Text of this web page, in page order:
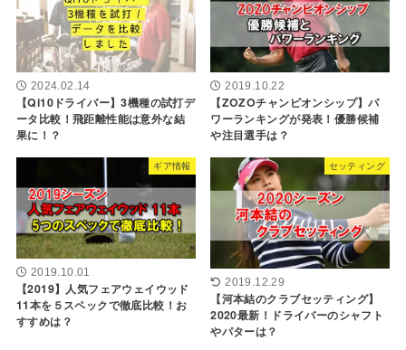
2024.02.14
【Qi10ドライバー】3機種の試打デ
ータ比較！飛距離性能は意外な結
果に！？
2019.10.22
【ZOZOチャンピオンシップ】パ
ワーランキングが発表！優勝候補
や注目選手は？
ギア情報
2019.10.01
【2019】人気フェアウェイウッド
11本を５スペックで徹底比較！お
すすめは？
セッティング
2019.12.29
【河本結のクラブセッティング】
2020最新！ドライバーのシャフト
やパターは？